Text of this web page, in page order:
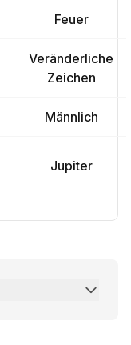
Feuer
Veränderliche
Zeichen
Männlich
Jupiter